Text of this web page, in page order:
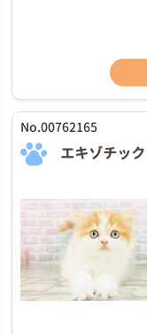
No.00762165
エキゾチック